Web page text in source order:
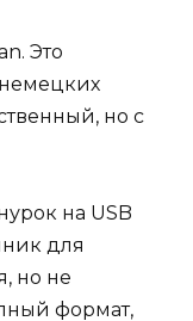
Это
но с
на USB
для
но не
формат,